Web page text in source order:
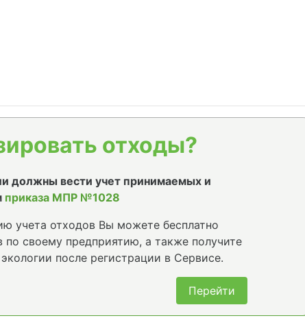
отходы?
должны вести учет принимаемых и
приказа МПР №1028
учета отходов Вы можете бесплатно
своему предприятию, а также получите
после регистрации в Сервисе.
Перейти